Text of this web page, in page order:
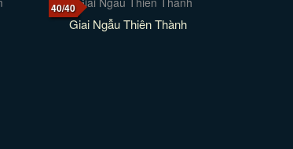
40/40
Giai Ngẫu Thiên Thành